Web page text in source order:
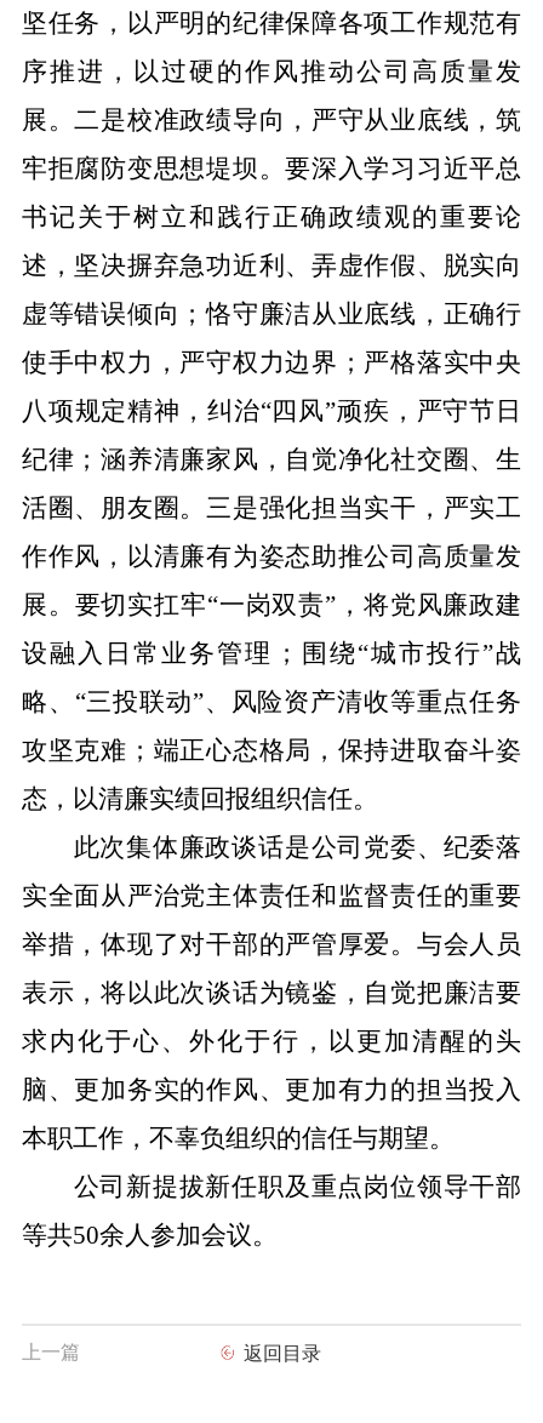
坚任务， 以严明的纪律保障各项工作规范有
序推进，以过硬的作风推动公司高质量发
展。二是校准政绩导向，严守从业底线，筑
牢拒腐防变思想堤坝。要深入学习习近平总
书记关于树立和践行正确政绩观的重要论
述，坚决摒弃急功近利、弄虚作假、脱实向
虚等错误倾向；恪守廉洁从业底线，正确行
使手中权力，严守权力边界；严格落实中央
八项规定精神，纠治“四风”顽疾，严守节日
纪律；涵养清廉家风，自觉净化社交圈、生
活圈、朋友圈。 三是强化担当实干，严实工
作作风，以清廉有为姿态助推公司高质量发
展。 要切实扛牢“一岗双责” ，将党风廉政建
设融入日常业务管理；围绕“城市投行”战
略、 “三投联动”、风险资产清收等重点任务
攻坚克难 ； 端正心态格局，保持进取奋斗姿
态，以清廉实绩回报组织信任。
此次集体廉政谈话是公司党委、纪委落
实全面从严治党主体责任和监督责任的重要
举措，体现了对干部的严管厚爱。与会人员
表示，将以此次谈话为镜鉴，自觉把廉洁要
求内化于心、外化于行，以更加清醒的头
脑、更加务实的作风、更加有力的担当投入
本职工作，不辜负组织的信任与期望。
公司新提拔新任职及重点岗位领导干部
等共50余人参加会议。
上一篇 返回目录